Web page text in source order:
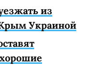
из
Украиной